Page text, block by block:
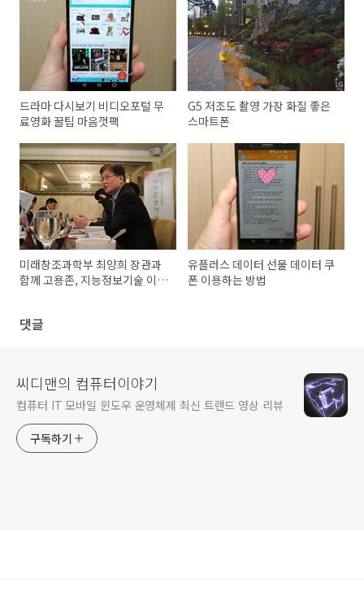
드라마 다시보기 비디오포털 무
료영화 꿀팁 마음껏팩
G5 저조도 촬영 가장 화질 좋은
스마트폰
미래창조과학부 최양희 장관과
함께 고용존, 지능정보기술 이야
유플러스 데이터 선물 데이터 쿠
폰 이용하는 방법
댓글
씨디맨의 컴퓨터이야기
컴퓨터 IT 모바일 윈도우 운영체제 최신 트랜드 영상 리뷰
구독하기